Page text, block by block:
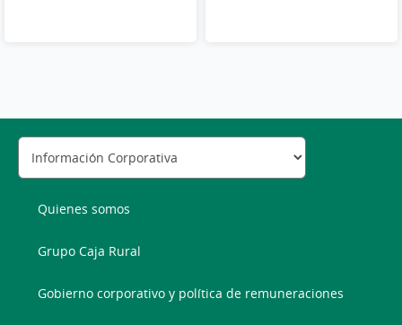
Quienes somos
Grupo Caja Rural
Gobierno corporativo y política de remuneraciones